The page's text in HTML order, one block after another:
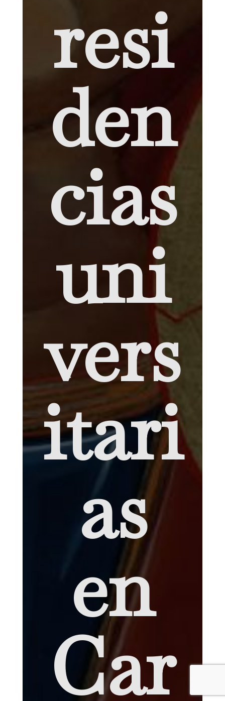
resi
den
cias
uni
vers
itari
as
en
Car